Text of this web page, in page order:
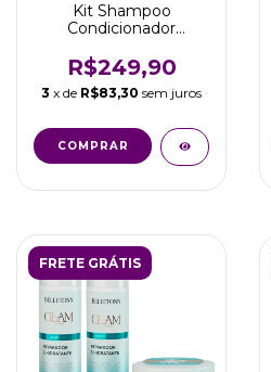
Kit Shampoo
Condicionador
Coco Belissè
R$249,90
3 x de R$83,30 sem juros
FRETE GRÁTIS